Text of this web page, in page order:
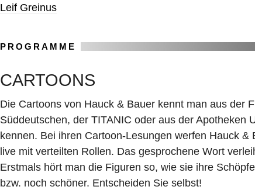
Leif Greinus
PROGRAMME
CARTOONS
Die Cartoons von Hauck & Bauer kennt man aus der
Süddeutschen, der TITANIC oder aus der Apotheken
kennen. Bei ihren Cartoon-Lesungen werfen Hauck
live mit verteilten Rollen. Das gesprochene Wort
Erstmals hört man die Figuren so, wie sie ihre
bzw. noch schöner. Entscheiden Sie selbst!